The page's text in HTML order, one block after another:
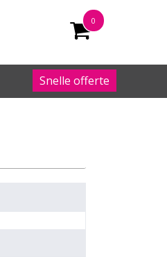
0
Snelle offerte